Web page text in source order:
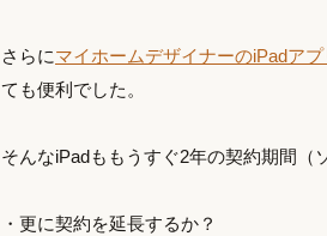
さらにマイホームデザイナーのiPadアプ
ても便利でした。
そんなiPadももうすぐ2年の契約期間（
・更に契約を延長するか？